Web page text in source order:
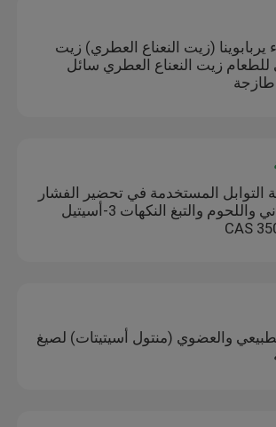
يربابوينا (زيت النعناع العطري) زيت
زيت النعناع العطري سائل
التوابل المستخدمة في تحضير الفشار
والفول السوداني واللحوم والتبغ النكهات 3-أسيتيل
والعضوي (منتول أسيتيتات) لصيغ